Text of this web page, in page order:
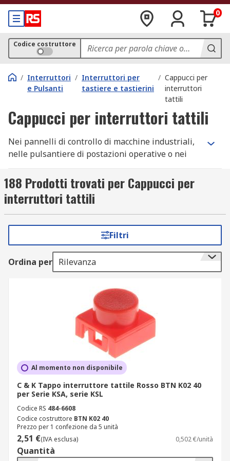
0
Codice costruttore
/ Interruttori
e Pulsanti
/ Interruttori per
tastiere e tastierini
/ Cappucci per
interruttori
tattili
Cappucci per interruttori tattili
Nei pannelli di controllo di macchine industriali,
nelle pulsantiere di postazioni operative o nei
interruttori tattili consentono di codificare con
colori, differenziare funzioni o omogeneizzare
l'aspetto delle interfacce uomo-macchina. Su RS
trovi tappi per interruttori tattili e coperture per
interruttori tattili in forme rotonda, quadrata,
cilindrica, triangolare e ovale, colori nero, rosso,
giallo, blu, grigio, bianco, trasparente, verde,
avorio, arancione, metallo, con grado IP67/IP60 e
tastiera personalizzata, proteggere un
interruttore in ambiente umido o standardizzare
un quadro di comando, ogni accessorio è
selezionato per compatibilità, resistenza e
disponibilità immediata. Sfoglia il catalogo e
acquista online i coperchi per interruttori tattili
più adatti al tuo progetto.
Parametri, caratteristiche e usi
professionali
Per adattare l'interfaccia utente a specifiche
esigenze ergonomiche o funzionali, seleziona il
cappuccio per interruttore tattile più adatto alla
188 Prodotti trovati per Cappucci per
interruttori tattili
Filtri
Ordina per Rilevanza
Al momento non disponibile
C & K Tappo interruttore tattile Rosso BTN K02 40
per Serie KSA, serie KSL
Codice RS 484-6608
Codice costruttore BTN K02 40
Prezzo per 1 confezione da 5 unità
2,51 €(IVA esclusa) 0,502 €/unità
Quantità